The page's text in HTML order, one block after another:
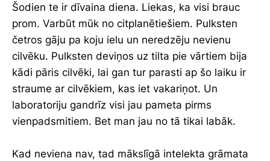
Šodien te ir dīvaina diena. Liekas, ka visi brauc
prom. Varbūt mūk no citplanētiešiem. Pulksten
četros gāju pa koju ielu un neredzēju nevienu
cilvēku. Pulksten deviņos uz tilta pie vārtiem bija
kādi pāris cilvēki, lai gan tur parasti ap šo laiku ir
straume ar cilvēkiem, kas iet vakariņot. Un
laboratoriju gandrīz visi jau pameta pirms
vienpadsmitiem. Bet man jau no tā tikai labāk.
Kad neviena nav, tad mākslīgā intelekta grāmata